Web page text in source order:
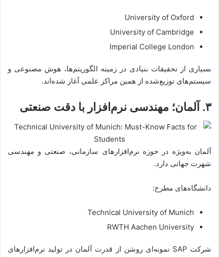
University of Oxford
University of Cambridge
Imperial College London
بسیاری از تحقیقات بنیادی در زمینه الگوریتم‌ها، هوش مصنوعی و
سیستم‌های توزیع‌شده از همین مراکز علمی آغاز شده‌اند.
۳. آلمان؛ مهندسی نرم‌افزار با دقت صنعتی
آلمان به‌ویژه در حوزه نرم‌افزارهای سازمانی، صنعتی و مهندسی
شهرت جهانی دارد.
دانشگاه‌های مطرح:
Technical University of Munich
RWTH Aachen University
شرکت SAP نمونه‌ای روشن از قدرت آلمان در تولید نرم‌افزارهای